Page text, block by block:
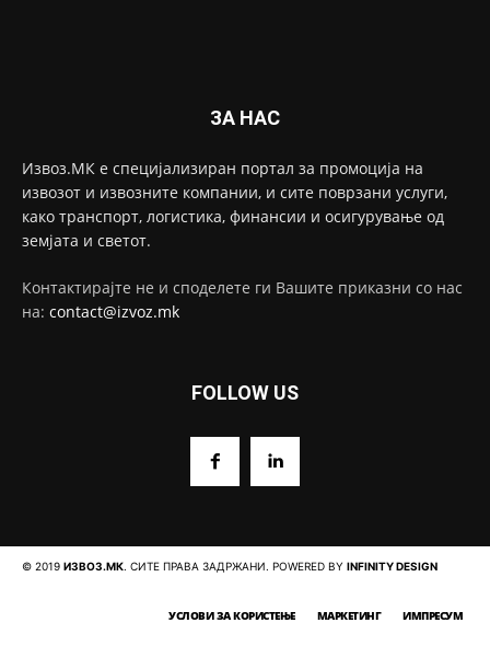
ЗА НАС
Извоз.МК е специјализиран портал за промоција на
извозот и извозните компании, и сите поврзани услуги,
како транспорт, логистика, финансии и осигурување од
земјата и светот.
Контактирајте не и споделете ги Вашите приказни со нас
на: contact@izvoz.mk
FOLLOW US
© 2019 ИЗВОЗ.МК. СИТЕ ПРАВА ЗАДРЖАНИ. POWERED BY INFINITY DESIGN
УСЛОВИ ЗА КОРИСТЕЊЕ МАРКЕТИНГ ИМПРЕСУМ